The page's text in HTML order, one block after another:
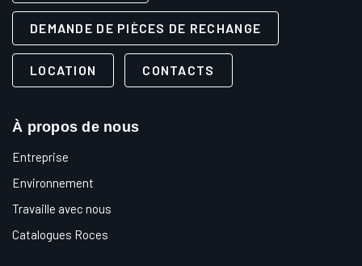
DEMANDE DE PIÈCES DE RECHANGE
LOCATION CONTACTS
À propos de nous
Entreprise
Environnement
Travaille avec nous
Catalogues Roces